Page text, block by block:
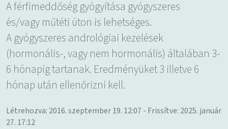
A férfimeddőség gyógyítása gyógyszeres
és/vagy műtéti úton is lehetséges.
A gyógyszeres andrológiai kezelések
(hormonális-, vagy nem hormonális) általában 3-
6 hónapig tartanak. Eredményüket 3 illetve 6
hónap után ellenőrizni kell.
Létrehozva: 2016. szeptember 19. 12:07 - Frissítve: 2025. január
27. 17:12